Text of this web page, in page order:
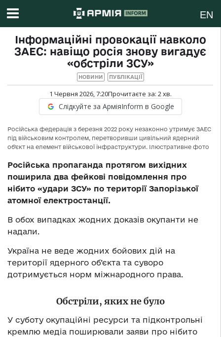
EN
Інформаційні провокації навколо
ЗАЕС: навіщо росія знову вигадує
«обстріли ЗСУ»
НОВИНИ ПУБЛІКАЦІЇ
1 Червня 2026, 7:20Прочитаєте за: 2хв.
Слідкуйте за АрміяInform в Google
Російська федерація з березня 2022 року незаконно утримує ЗАЕС
під військовим контролем, перетворивши цивільний ядерний
об’єкт на елемент військової інфраструктури. Ілюстративне фото
Російська пропаганда протягом вихідних
поширила два фейкові повідомлення про
нібито «удари ЗСУ» по території Запорізької
атомної електростанції.
В обох випадках жодних доказів окупанти не
надали.
Україна не веде жодних бойових дій на
території ядерного об’єкта та суворо
дотримується норм міжнародного права.
Обстріли, яких не було
У суботу окупаційні ресурси та підконтрольні
кремлю медіа поширювали заяви про нібито